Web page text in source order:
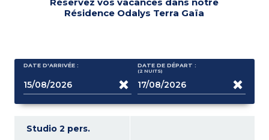
Réservez vos vacances dans notre
Résidence Odalys Terra Gaïa
DATE D'ARRIVÉE : DATE DE DÉPART :
(2 NUITS)
Studio 2 pers.